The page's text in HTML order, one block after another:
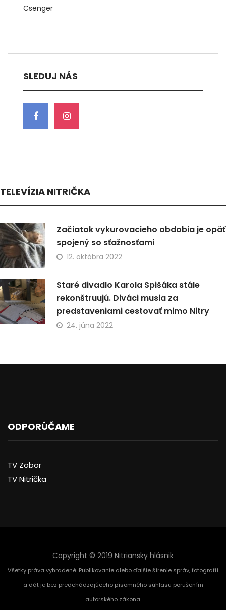
Csenger
SLEDUJ NÁS
TELEVÍZIA NITRIČKA
Začiatok vykurovacieho obdobia je opäť
spojený so sťažnosťami
12. októbra 2022
Staré divadlo Karola Spišáka stále
rekonštruujú. Diváci musia za
predstaveniami cestovať mimo Nitry
24. júna 2022
ODPORÚČAME
TV Zobor
TV Nitrička
Copyright © 2019 Nitriansky hlásnik
Všetky práva vyhradené. Publikovanie alebo ďalšie šírenie správ, fotografií
a dát je bez predchádzajúceho písomného súhlasu porušením
autorského zákona.